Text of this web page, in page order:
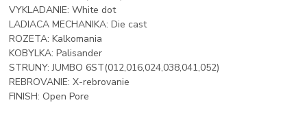
VYKLADANIE: White dot
LADIACA MECHANIKA: Die cast
ROZETA: Kalkomania
KOBYLKA: Palisander
STRUNY: JUMBO 6ST(012,016,024,038,041,052)
REBROVANIE: X-rebrovanie
FINISH: Open Pore